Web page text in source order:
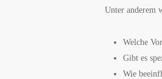
Unter anderem
Welche
Gibt es
Wie